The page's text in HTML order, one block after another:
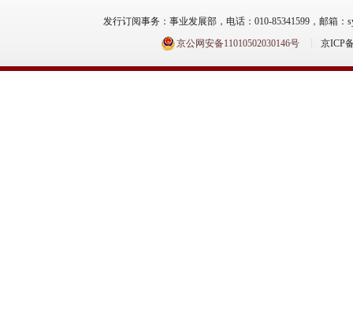
发行订阅事务：事业发展部，电话：010-85341599，邮箱：
京公网安备11010502030146号
京ICP